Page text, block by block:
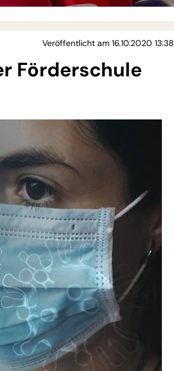
Veröffentlicht am 16.10.2020 13:38
Förderschule